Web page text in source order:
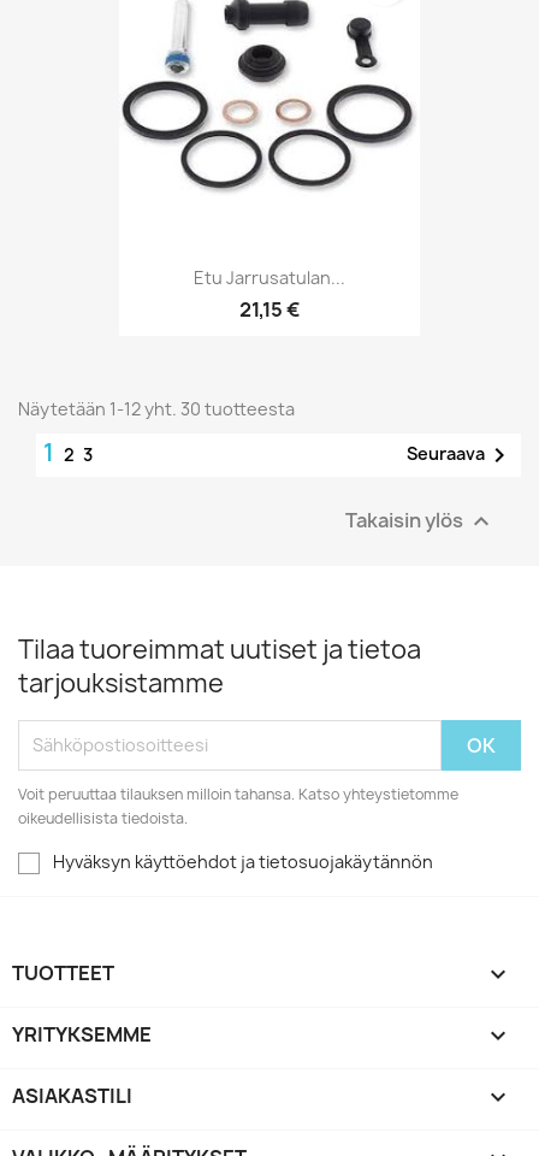
Etu Jarrusatulan...
21,15 €
Näytetään 1-12 yht. 30 tuotteesta
1 2 3 Seuraava 
Takaisin ylös 
Tilaa tuoreimmat uutiset ja tietoa
tarjouksistamme
Voit peruuttaa tilauksen milloin tahansa. Katso yhteystietomme
oikeudellisista tiedoista.
Hyväksyn käyttöehdot ja tietosuojakäytännön
TUOTTEET 
YRITYKSEMME 
ASIAKASTILI 